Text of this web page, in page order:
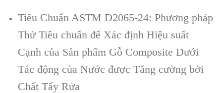
Tiêu Chuẩn ASTM D2065-24: Phương pháp
Thử Tiêu chuẩn để Xác định Hiệu suất
Cạnh của Sản phẩm Gỗ Composite Dưới
Tác động của Nước được Tăng cường bởi
Chất Tẩy Rửa